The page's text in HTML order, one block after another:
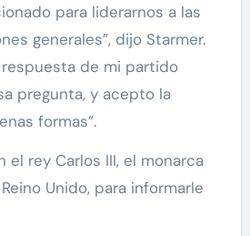
para liderarnos a las
generales”, dijo Starmer.
de mi partido
pregunta, y acepto la
formas”.
el rey Carlos III, el monarca
Unido, para informarle